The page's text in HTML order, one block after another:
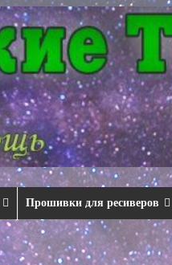
Прошивки для ресиверов